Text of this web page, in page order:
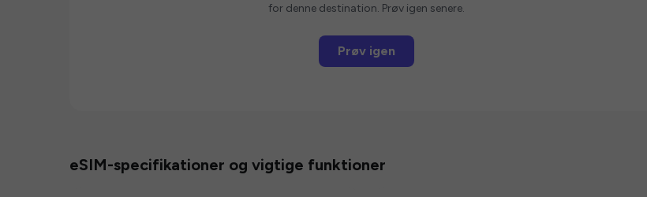
for denne destination. Prøv igen senere.
Prøv igen
eSIM-specifikationer og vigtige funktioner